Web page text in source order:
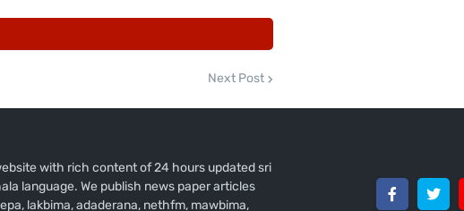
Next Post
with rich content of 24 hours updated sri
language. We publish news paper articles
lakbima, adaderana, nethfm, mawbima,